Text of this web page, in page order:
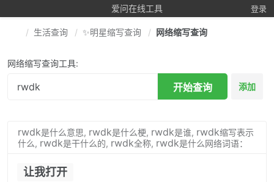
爱问在线工具 登录
生活查询 ✨明星缩写查询 网络缩写查询
网络缩写查询工具:
开始查询 添加
rwdk是什么意思, rwdk是什么梗, rwdk是谁, rwdk缩写表示
什么, rwdk是干什么的, rwdk全称, rwdk是什么网络词语：
让我打开